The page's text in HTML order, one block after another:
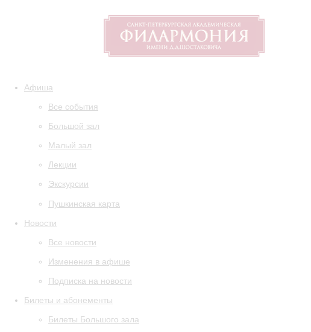
Афиша
Все события
Большой зал
Малый зал
Лекции
Экскурсии
Пушкинская карта
Новости
Все новости
Изменения в афише
Подписка на новости
Билеты и абонементы
Билеты Большого зала